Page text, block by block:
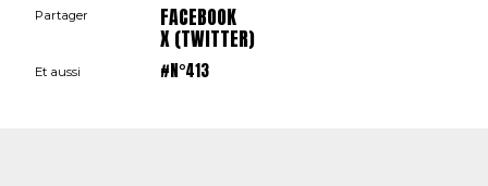
Partager FACEBOOK
X (TWITTER)
Et aussi #N°413